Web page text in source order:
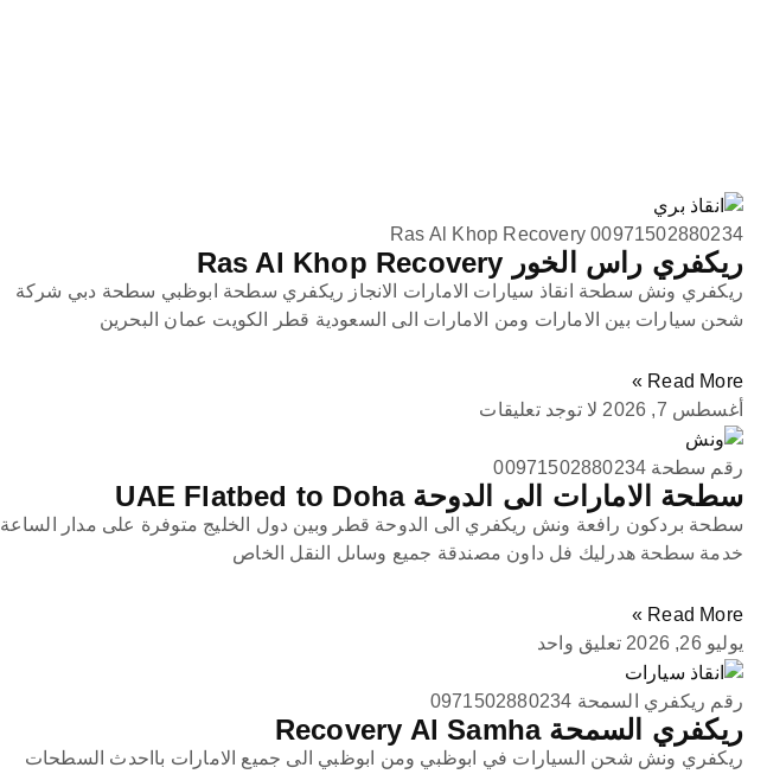
Ras Al Khop Recovery 00971502880234
ريكفري راس الخور Ras Al Khop Recovery
ريكفري ونش سطحة انقاذ سيارات الامارات الانجاز ريكفري سطحة ابوظبي سطحة دبي شركة
شحن سيارات بين الامارات ومن الامارات الى السعودية قطر الكويت عمان البحرين
Read More »
أغسطس 7, 2026
لا توجد تعليقات
رقم سطحة 00971502880234
سطحة الامارات الى الدوحة UAE Flatbed to Doha
سطحة بردكون رافعة ونش ريكفري الى الدوحة قطر وبين دول الخليج متوفرة على مدار الساعة
خدمة سطحة هدرليك فل داون مصندقة جميع وساىل النقل الخاص
Read More »
يوليو 26, 2026
تعليق واحد
رقم ريكفري السمحة 0971502880234
ريكفري السمحة Recovery Al Samha
ريكفري ونش شحن السيارات في ابوظبي ومن ابوظبي الى جميع الامارات بااحدث السطحات